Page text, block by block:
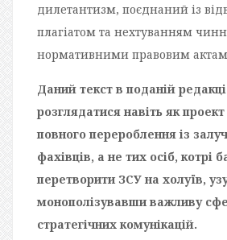
дилетантизм, поєднаний із
плагіатом та нехтуванням
нормативними правовим
Даний текст в поданій
розглядатися навіть як проект
повного перероблення із
фахівців, а не тих осіб, котрі
перетворити ЗСУ на холуїв,
монополізувавши важливу
стратегічних комунікацій.